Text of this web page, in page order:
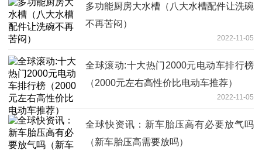
多功能厨房大水槽（八大水槽配件让洗碗
不再苦闷）
2022-11-05
全球滚动:十大热门2000元电动车排行榜
（2000元左右高性价比电动车推荐）
2022-11-05
全球快资讯：新车胎压高有必要放气吗
（新车胎压高需要放吗）